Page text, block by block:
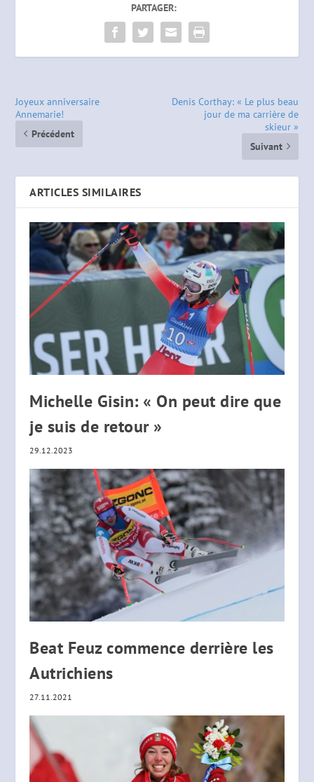
PARTAGER:
Joyeux anniversaire
Annemarie!
Précédent
Denis Corthay: « Le plus beau
jour de ma carrière de
skieur »
Suivant
ARTICLES SIMILAIRES
Michelle Gisin: « On peut dire que
je suis de retour »
29.12.2023
Beat Feuz commence derrière les
Autrichiens
27.11.2021